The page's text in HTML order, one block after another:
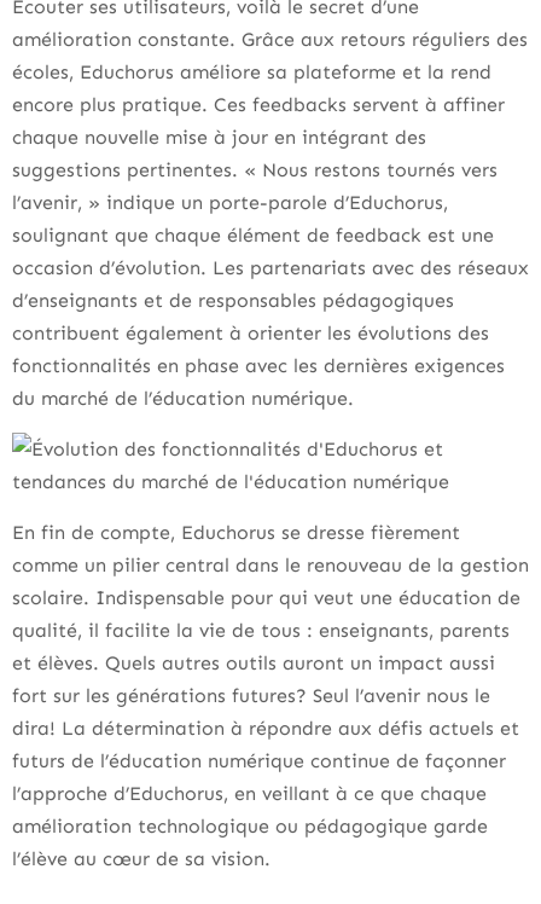
Écouter ses utilisateurs, voilà le secret d’une
amélioration constante. Grâce aux retours réguliers des
écoles, Educhorus améliore sa plateforme et la rend
encore plus pratique. Ces feedbacks servent à affiner
chaque nouvelle mise à jour en intégrant des
suggestions pertinentes. « Nous restons tournés vers
l’avenir, » indique un porte-parole d’Educhorus,
soulignant que chaque élément de feedback est une
occasion d’évolution. Les partenariats avec des réseaux
d’enseignants et de responsables pédagogiques
contribuent également à orienter les évolutions des
fonctionnalités en phase avec les dernières exigences
du marché de l’éducation numérique.
En fin de compte, Educhorus se dresse fièrement
comme un pilier central dans le renouveau de la gestion
scolaire. Indispensable pour qui veut une éducation de
qualité, il facilite la vie de tous : enseignants, parents
et élèves. Quels autres outils auront un impact aussi
fort sur les générations futures? Seul l’avenir nous le
dira! La détermination à répondre aux défis actuels et
futurs de l’éducation numérique continue de façonner
l’approche d’Educhorus, en veillant à ce que chaque
amélioration technologique ou pédagogique garde
l’élève au cœur de sa vision.